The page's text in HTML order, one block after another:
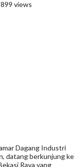
899 views
Dagang Industri
datang berkunjung ke
Raya yang